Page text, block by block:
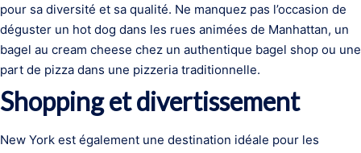
pour sa diversité et sa qualité. Ne manquez pas l’occasion de
déguster un hot dog dans les rues animées de Manhattan, un
bagel au cream cheese chez un authentique bagel shop ou une
part de pizza dans une pizzeria traditionnelle.
Shopping et divertissement
New York est également une destination idéale pour les